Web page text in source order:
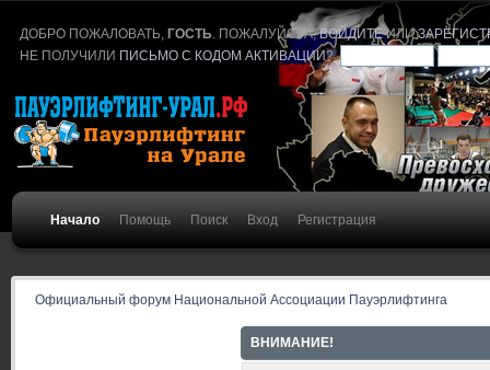
ДОБРО ПОЖАЛОВАТЬ,ГОСТЬ . ПОЖАЛУЙСТА,ВОЙДИТЕИЛИ
НЕ ПОЛУЧИЛИ ПИСЬМО С КОДОМ АКТИВАЦИИ?
Начало Помощь Поиск Вход Регистрация
Официальный форум Национальной Ассоциации Пауэрлифтинга
ВНИМАНИЕ!